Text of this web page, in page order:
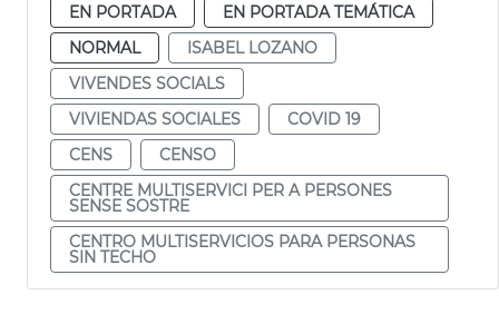
EN PORTADA
EN PORTADA TEMÁTICA
NORMAL
ISABEL LOZANO
VIVENDES SOCIALS
VIVIENDAS SOCIALES
COVID 19
CENS
CENSO
CENTRE MULTISERVICI PER A PERSONES
SENSE SOSTRE
CENTRO MULTISERVICIOS PARA PERSONAS
SIN TECHO